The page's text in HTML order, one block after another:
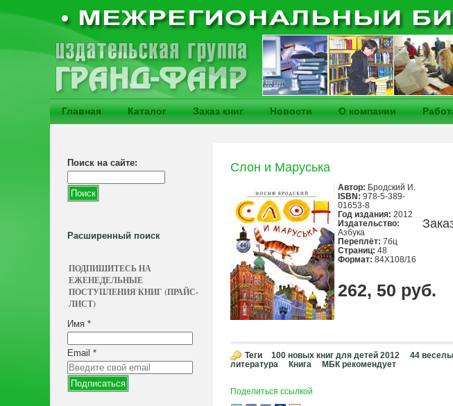
Главная Каталог Заказ книг Новости О компании
Поиск на сайте:
Расширенный поиск
ПОДПИШИТЕСЬ НА
ЕЖЕНЕДЕЛЬНЫЕ
ПОСТУПЛЕНИЯ КНИГ (ПРАЙС-
ЛИСТ)
Имя *
Email *
Слон и Маруська
Автор: Бродский И.
ISBN: 978-5-389-
01653-8
Год издания: 2012
Издательство:
Азбука
Переплёт: 7бц
Страниц: 48
Формат: 84Х108/16
262, 50 руб.
Теги 100 новых книг для детей 2012 44
литература
Книга МБК рекомендует
Поделиться ссылкой